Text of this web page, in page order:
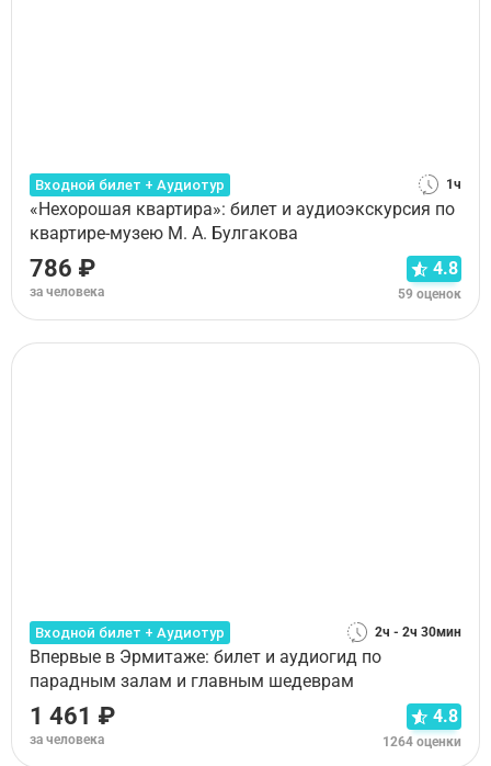
Входной билет + Аудиотур 1ч
«Нехорошая квартира»: билет и аудиоэкскурсия по
квартире-музею М. А. Булгакова
786 ₽
за человека
4.8
59 оценок
Входной билет + Аудиотур 2ч - 2ч 30мин
Впервые в Эрмитаже: билет и аудиогид по
парадным залам и главным шедеврам
1 461 ₽
за человека
4.8
1264 оценки